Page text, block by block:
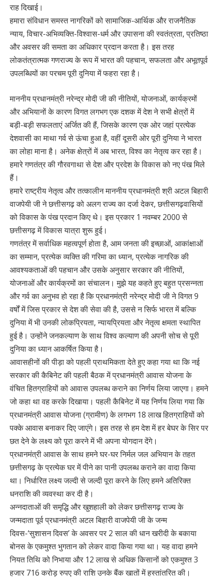
राह दिखाई।
हमारा संविधान समस्त नागरिकों को सामाजिक-आर्थिक और राजनैतिक
न्याय, विचार-अभिव्यक्ति-विश्वास-धर्म और उपासना की स्वतंत्रता, प्रतिष्ठा
और अवसर की समता का अधिकार प्रदान करता है। इस तरह
लोकतंत्रात्मक गणराज्य के रूप में भारत की पहचान, सफलता और अभूतपूर्व
उपलब्धियों का परचम पूरी दुनिया में फहरा रहा है।
माननीय प्रधानमंत्री नरेन्द्र मोदी जी की नीतियों, योजनाओं, कार्यक्रमों
और अभियानों के कारण विगत लगभग एक दशक में देश ने सभी क्षेत्रों में
बड़ी-बड़ी सफलताएं अर्जित की हैं, जिसके कारण एक ओर जहां प्रत्येक
देशवासी का माथा गर्व से ऊंचा हुआ है, वहीं दूसरी ओर पूरी दुनिया ने भारत
का लोहा माना है। अनेक क्षेत्रों में अब भारत, विश्व का नेतृत्व कर रहा है।
हमारे गणतंत्र की गौरवगाथा से देश और प्रदेश के विकास को नए पंख मिले
हैं।
हमारे राष्ट्रीय नेतृत्व और तत्कालीन माननीय प्रधानमंत्री श्री अटल बिहारी
वाजपेयी जी ने छत्तीसगढ़ को अलग राज्य का दर्जा देकर, छत्तीसगढ़वासियों
को विकास के पंख प्रदान किए थे। इस प्रकार 1 नवम्बर 2000 से
छत्तीसगढ़ में विकास यात्रा शुरू हुई।
गणतंत्र में सर्वाधिक महत्वपूर्ण होता है, आम जनता की इच्छाओं, आकांक्षाओं
का सम्मान, प्रत्येक व्यक्ति की गरिमा का ध्यान, प्रत्येक नागरिक की
आवश्यकताओं की पहचान और उसके अनुसार सरकार की नीतियों,
योजनाओं और कार्यक्रमों का संचालन। मुझे यह कहते हुए बहुत प्रसन्नता
और गर्व का अनुभव हो रहा है कि प्रधानमंत्री नरेन्द्र मोदी जी ने विगत 9
वर्षों में जिस प्रकार से देश की सेवा की है, उससे न सिर्फ भारत में बल्कि
दुनिया में भी उनकी लोकप्रियता, न्यायप्रियता और नेतृत्व क्षमता स्थापित
हुई है। उन्होंने जनकल्याण के साथ विश्व कल्याण की अपनी सोच से पूरी
दुनिया का ध्यान आकर्षित किया है।
आवासहीनों की पीड़ा को पहली प्राथमिकता देते हुए कहा गया था कि नई
सरकार की कैबिनेट की पहली बैठक में प्रधानमंत्री आवास योजना के
वंचित हितग्राहियों को आवास उपलब्ध कराने का निर्णय लिया जाएगा। हमने
जो कहा था वह करके दिखाया। पहली कैबिनेट में यह निर्णय लिया गया कि
प्रधानमंत्री आवास योजना (ग्रामीण) के लगभग 18 लाख हितग्राहियों को
पक्के आवास बनाकर दिए जाएंगे। इस तरह से हम देश में हर बेघर के सिर पर
छत देने के लक्ष्य को पूरा करने में भी अपना योगदान देंगे।
प्रधानमंत्री आवास के साथ हमने घर-घर निर्मल जल अभियान के तहत
छत्तीसगढ़ के प्रत्येक घर में पीने का पानी उपलब्ध कराने का वादा किया
था। निर्धारित लक्ष्य जल्दी से जल्दी पूरा करने के लिए हमने अतिरिक्त
धनराशि की व्यवस्था कर दी है।
अन्नदाताओं की समृद्धि और खुशहाली को लेकर छत्तीसगढ़ राज्य के
जन्मदाता पूर्व प्रधानमंत्री अटल बिहारी वाजपेयी जी के जन्म
दिवस-‘सुशासन दिवस’ के अवसर पर 2 साल की धान खरीदी के बकाया
बोनस के एकमुश्त भुगतान को लेकर वादा किया गया था। यह वादा हमने
नियत तिथि को निभाया और 12 लाख से अधिक किसानों को एकमुश्त 3
हजार 716 करोड़ रुपए की राशि उनके बैंक खातों में हस्तांतरित की।